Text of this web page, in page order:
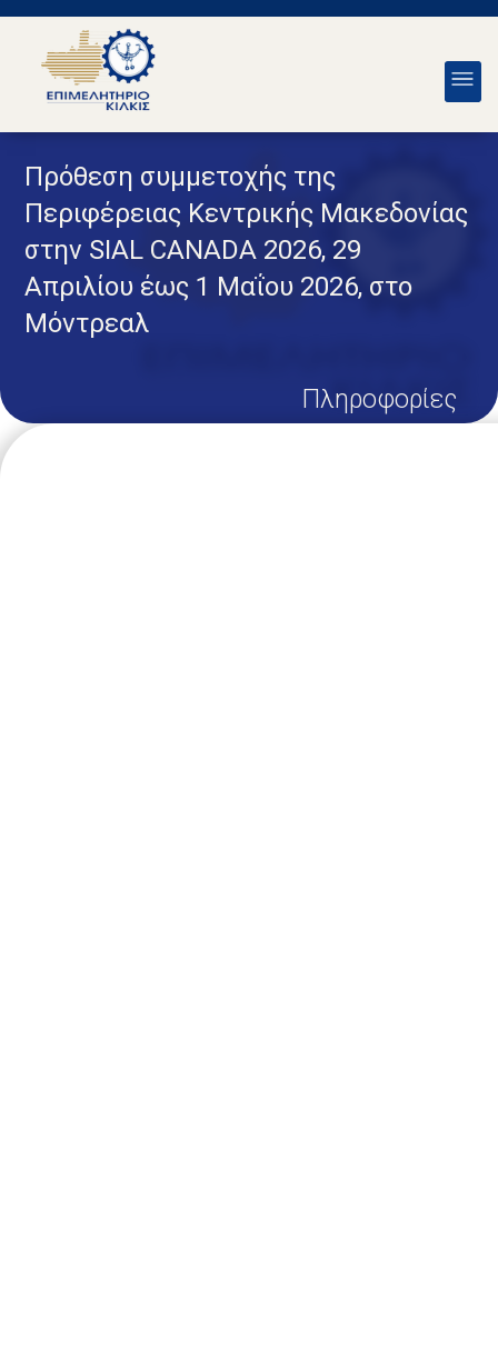
Πρόθεση συμμετοχής της
Περιφέρειας Κεντρικής Μακεδονίας
στην SIAL CANADA 2026, 29
Απριλίου έως 1 Μαΐου 2026, στο
Μόντρεαλ
Πληροφορίες